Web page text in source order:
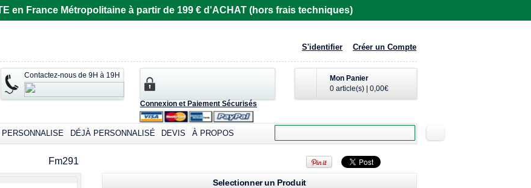
en France Métropolitaine à partir de 199 € d'ACHAT (hors frais techniques)
S'identifier Créer un Compte
Mon Panier
0 article(s)
0,00€
Connexion et Paiement Sécurisés
Contactez-nous de 9H à 19H
DÉJÀ PERSONNALISÉ DEVIS À PROPOS
Fm291
Selectionner un Produit